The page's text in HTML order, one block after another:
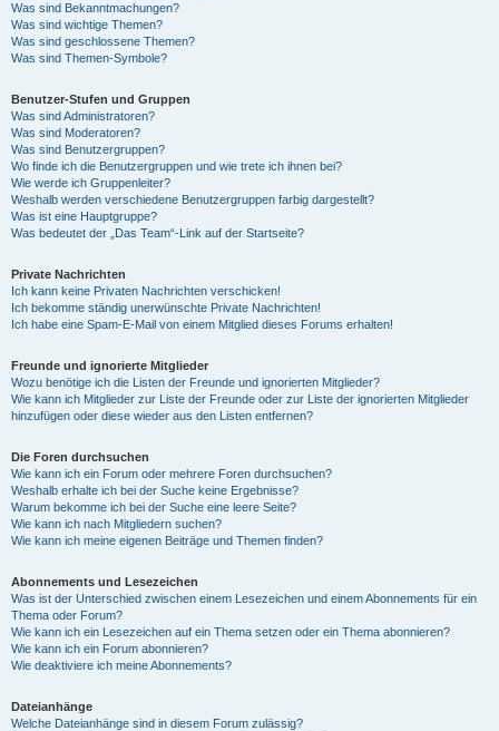
Was sind Bekanntmachungen?
Was sind wichtige Themen?
Was sind geschlossene Themen?
Was sind Themen-Symbole?
Benutzer-Stufen und Gruppen
Was sind Administratoren?
Was sind Moderatoren?
Was sind Benutzergruppen?
Wo finde ich die Benutzergruppen und wie trete ich ihnen bei?
Wie werde ich Gruppenleiter?
Weshalb werden verschiedene Benutzergruppen farbig dargestellt?
Was ist eine Hauptgruppe?
Was bedeutet der „Das Team“-Link auf der Startseite?
Private Nachrichten
Ich kann keine Privaten Nachrichten verschicken!
Ich bekomme ständig unerwünschte Private Nachrichten!
Ich habe eine Spam-E-Mail von einem Mitglied dieses Forums erhalten!
Freunde und ignorierte Mitglieder
Wozu benötige ich die Listen der Freunde und ignorierten Mitglieder?
Wie kann ich Mitglieder zur Liste der Freunde oder zur Liste der ignorierten Mitglieder
hinzufügen oder diese wieder aus den Listen entfernen?
Die Foren durchsuchen
Wie kann ich ein Forum oder mehrere Foren durchsuchen?
Weshalb erhalte ich bei der Suche keine Ergebnisse?
Warum bekomme ich bei der Suche eine leere Seite?
Wie kann ich nach Mitgliedern suchen?
Wie kann ich meine eigenen Beiträge und Themen finden?
Abonnements und Lesezeichen
Was ist der Unterschied zwischen einem Lesezeichen und einem Abonnements für ein
Thema oder Forum?
Wie kann ich ein Lesezeichen auf ein Thema setzen oder ein Thema abonnieren?
Wie kann ich ein Forum abonnieren?
Wie deaktiviere ich meine Abonnements?
Dateianhänge
Welche Dateianhänge sind in diesem Forum zulässig?